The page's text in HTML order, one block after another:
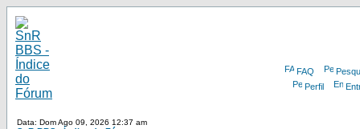
FAQ
Perfil
Data: Dom Ago 09, 2026 12:37 am